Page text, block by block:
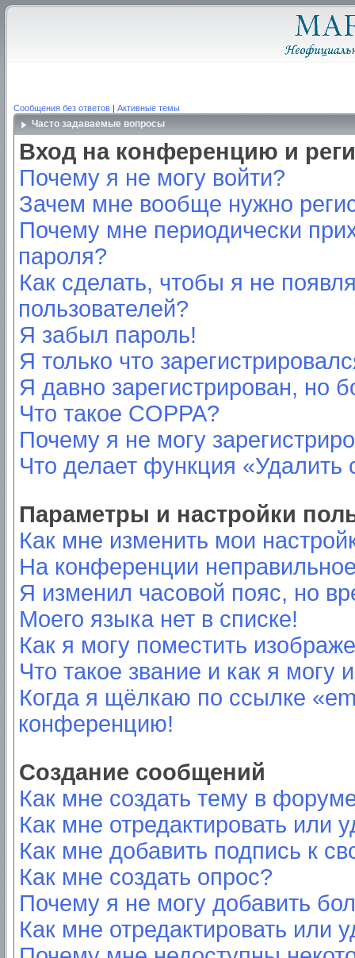
Сообщения без ответов | Активные темы
Часто задаваемые вопросы
Вход на конференцию и
Почему я не могу войти?
Зачем мне вообще нужно
Почему мне периодически
пароля?
Как сделать, чтобы я не
пользователей?
Я забыл пароль!
Я только что
Я давно зарегистрирован, но
Что такое COPPA?
Почему я не могу
Что делает функция
Параметры и настройки
Как мне изменить мои
На конференции
Я изменил часовой пояс, но
Моего языка нет в списке!
Как я могу поместить
Что такое звание и как я могу
Когда я щёлкаю по ссылке
конференцию!
Создание сообщений
Как мне создать тему в
Как мне отредактировать или
Как мне добавить подпись к
Как мне создать опрос?
Почему я не могу добавить
Как мне отредактировать или